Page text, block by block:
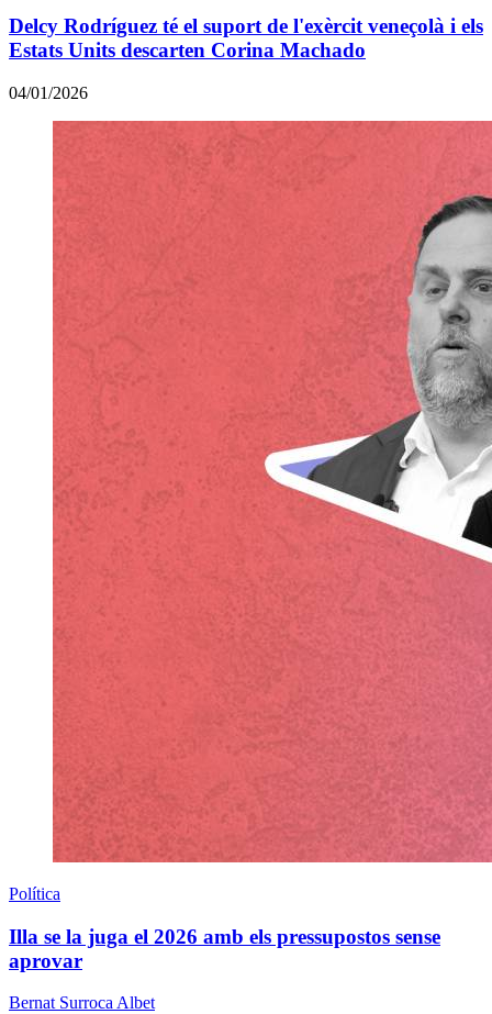
Delcy Rodríguez té el suport de l'exèrcit veneçolà i els
Estats Units descarten Corina Machado
04/01/2026
Política
Illa se la juga el 2026 amb els pressupostos sense
aprovar
Bernat Surroca Albet